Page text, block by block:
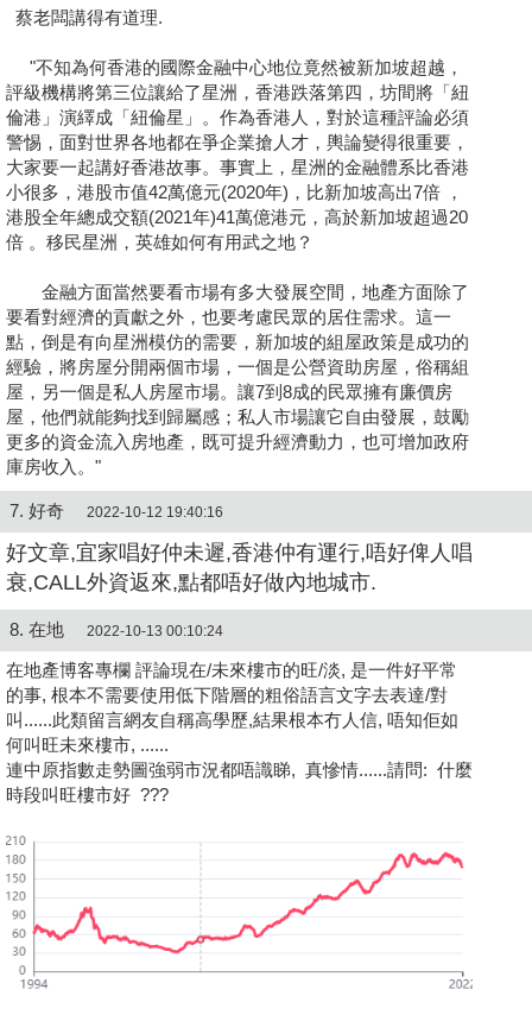
蔡老闆講得有道理.
"不知為何香港的國際金融中心地位竟然被新加坡超越，
評級機構將第三位讓給了星洲，香港跌落第四，坊間將「紐
倫港」演繹成「紐倫星」。作為香港人，對於這種評論必須
警惕，面對世界各地都在爭企業搶人才，輿論變得很重要，
大家要一起講好香港故事。事實上，星洲的金融體系比香港
小很多，港股市值42萬億元(2020年)，比新加坡高出7倍 ，
港股全年總成交額(2021年)41萬億港元，高於新加坡超過20
倍 。移民星洲，英雄如何有用武之地？
金融方面當然要看市場有多大發展空間，地產方面除了
要看對經濟的貢獻之外，也要考慮民眾的居住需求。這一
點，倒是有向星洲模仿的需要，新加坡的組屋政策是成功的
經驗，將房屋分開兩個市場，一個是公營資助房屋，俗稱組
屋，另一個是私人房屋市場。讓7到8成的民眾擁有廉價房
屋，他們就能夠找到歸屬感；私人市場讓它自由發展，鼓勵
更多的資金流入房地產，既可提升經濟動力，也可增加政府
庫房收入。"
7. 好奇 2022-10-12 19:40:16
好文章,宜家唱好仲未遲,香港仲有運行,唔好俾人唱
衰,CALL外資返來,點都唔好做內地城市.
8. 在地 2022-10-13 00:10:24
在地產博客專欄 評論現在/未來樓市的旺/淡, 是一件好平常
的事, 根本不需要使用低下階層的粗俗語言文字去表達/對
叫......此類留言網友自稱高學歷,結果根本冇人信, 唔知佢如
何叫旺未來樓市, ......
連中原指數走勢圖強弱市況都唔識睇, 真慘情......請問: 什麼
時段叫旺樓市好 ???